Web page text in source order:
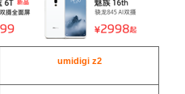
umidigi z2